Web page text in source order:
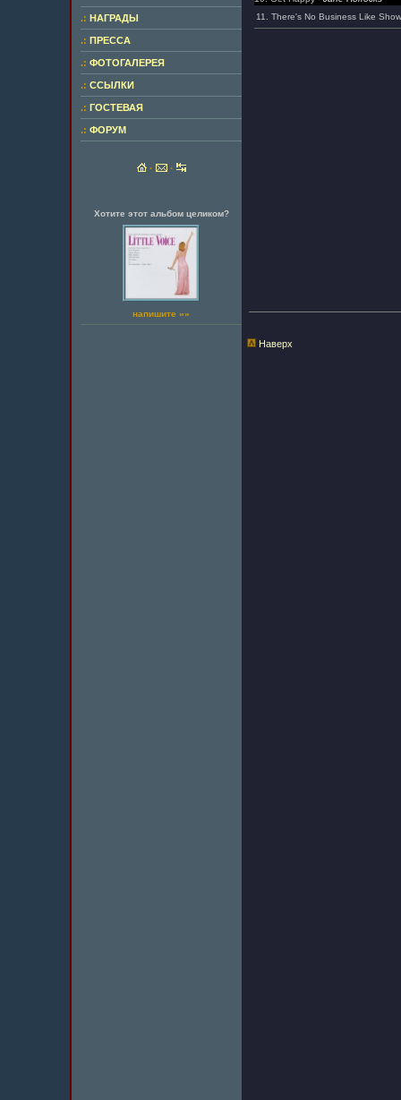
.: НАГРАДЫ
.: ПРЕССА
.: ФОТОГАЛЕРЕЯ
.: ССЫЛКИ
.: ГОСТЕВАЯ
.: ФОРУМ
· ·
Хотите этот альбом целиком?
напишите »»
11. There's No Business Like
Наверх